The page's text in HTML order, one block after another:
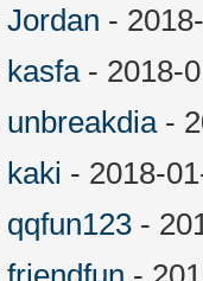
Jordan -
kasfa- 2018-
unbreakdia-
kaki - 2018-
qqfun123 -